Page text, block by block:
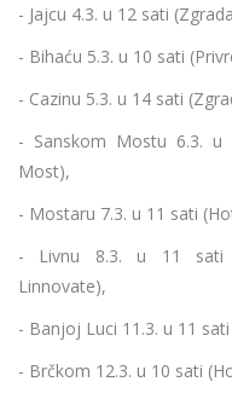
- Jajcu 4.3. u 12 sati
- Bihaću 5.3. u 10 sati
- Cazinu 5.3. u 14 sati
- Sanskom Mostu 6.3. u
Most),
- Mostaru 7.3. u 11 sati
- Livnu 8.3. u 11 sati
Linnovate),
- Banjoj Luci 11.3. u 11
- Brčkom 12.3. u 10 sati